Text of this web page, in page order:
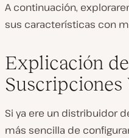
A continuación,
sus características con
Explicación
Suscripciones
Si ya ere un distribuidor
más sencilla de